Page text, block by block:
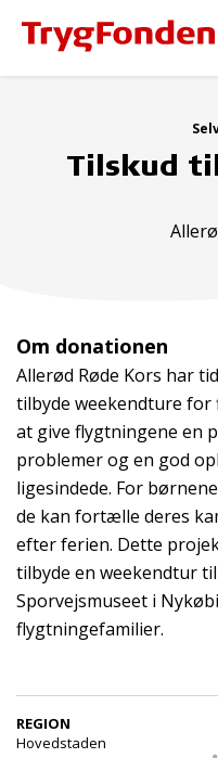
Tilskud
Om donationen
Allerød Røde Kors har
tilbyde weekendture
at give flygtningene en
problemer og en god
ligesindede. For
de kan fortælle deres
efter ferien. Dette
tilbyde en weekendtur
Sporvejsmuseet i
flygtningefamilier.
REGION
Hovedstaden